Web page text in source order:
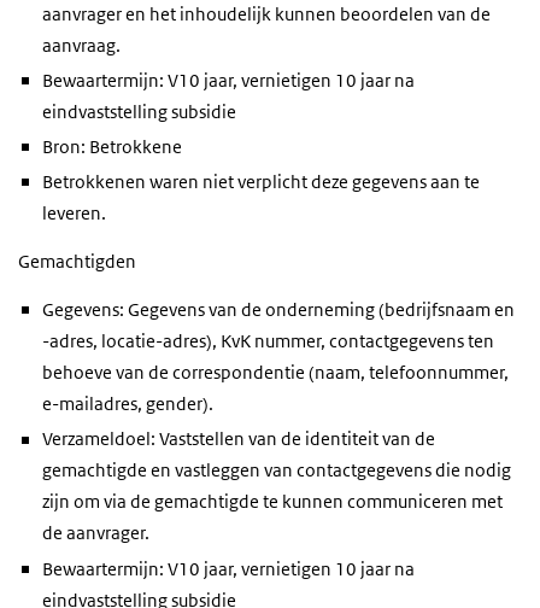
aanvrager en het inhoudelijk kunnen beoordelen van de
aanvraag.
Bewaartermijn: V10 jaar, vernietigen 10 jaar na
eindvaststelling subsidie
Bron: Betrokkene
Betrokkenen waren niet verplicht deze gegevens aan te
leveren.
Gemachtigden
Gegevens: Gegevens van de onderneming (bedrijfsnaam en
-adres, locatie-adres), KvK nummer, contactgegevens ten
behoeve van de correspondentie (naam, telefoonnummer,
e-mailadres, gender).
Verzameldoel: Vaststellen van de identiteit van de
gemachtigde en vastleggen van contactgegevens die nodig
zijn om via de gemachtigde te kunnen communiceren met
de aanvrager.
Bewaartermijn: V10 jaar, vernietigen 10 jaar na
eindvaststelling subsidie